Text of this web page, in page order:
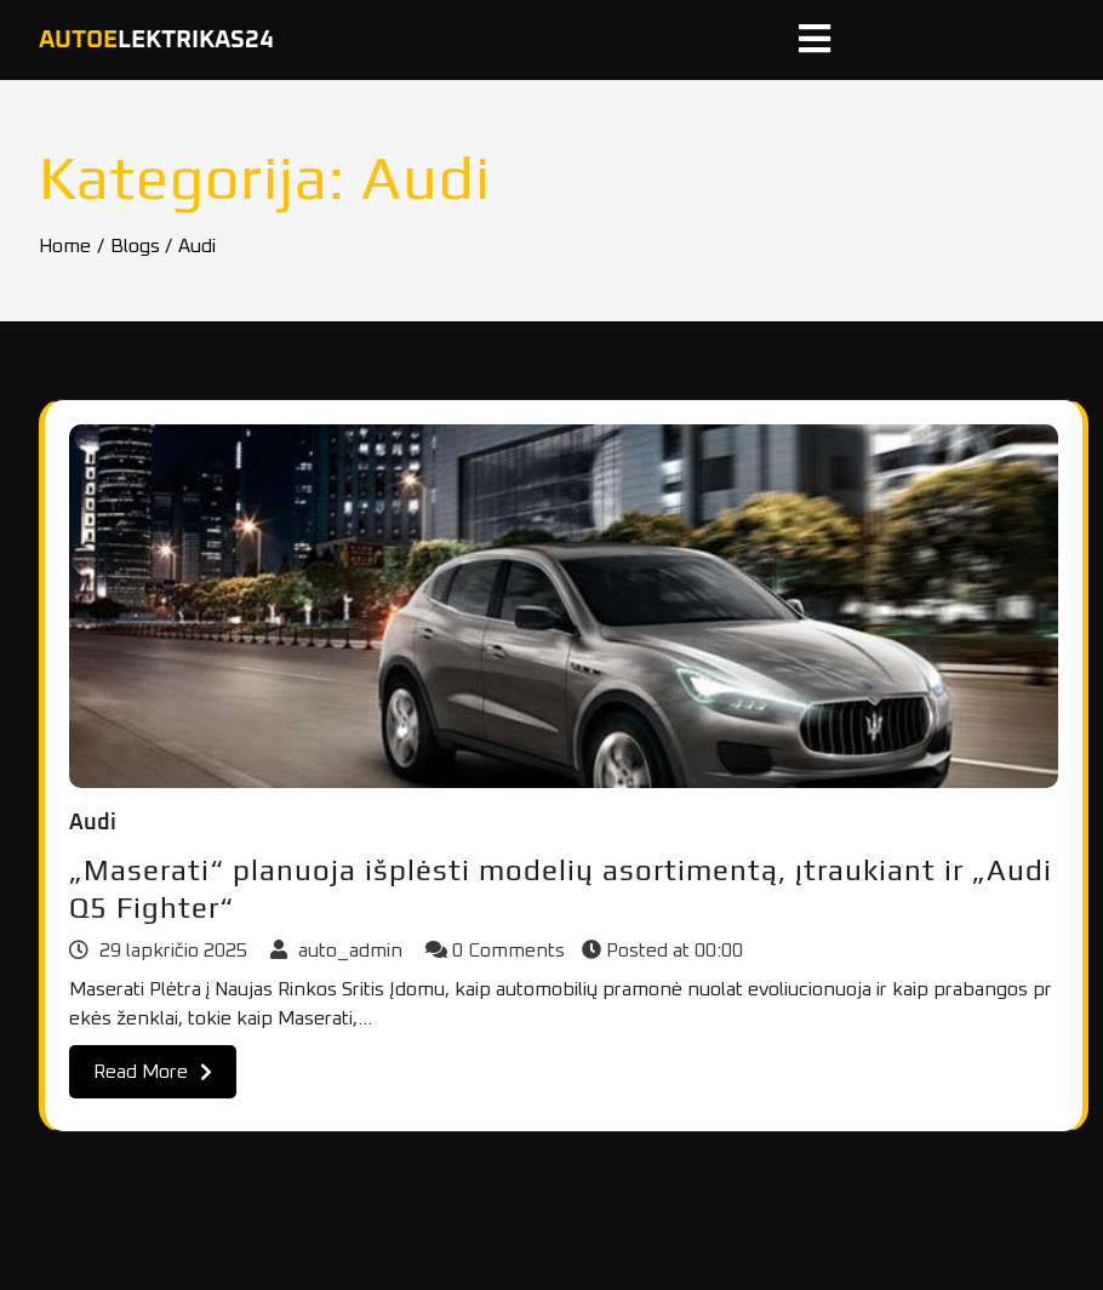
AUTOE LEKTRIKAS24
Kategorija: Audi
Home Blogs Audi
Audi
„Maserati“ planuoja išplėsti modelių asortimentą, įtraukiant ir „Audi
Q5 Fighter“
29 lapkričio 2025 auto_admin 0 Comments Posted at 00:00
Maserati Plėtra į Naujas Rinkos Sritis Įdomu, kaip automobilių pramonė nuolat evoliucionuoja ir kaip prabangos pr
ekės ženklai, tokie kaip Maserati,…
Read More